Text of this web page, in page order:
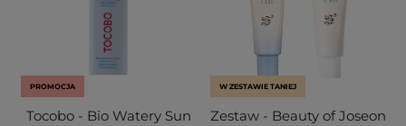
PROMOCJA
Tocobo - Bio Watery Sun
W ZESTAWIE TANIEJ
Zestaw - Beauty of Joseon